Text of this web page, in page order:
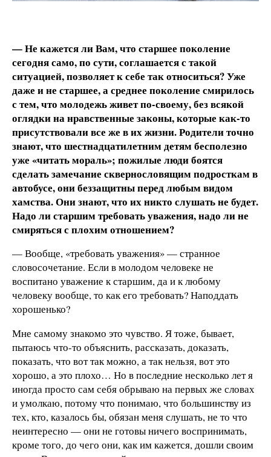
— Не кажется ли Вам, что старшее поколение
сегодня само, по сути, соглашается с такой
ситуацией, позволяет к себе так относиться? Уже
даже и не старшее, а среднее поколение смирилось
с тем, что молодежь живет по-своему, без всякой
оглядки на нравственные законы, которые как-то
присутствовали все же в их жизни. Родители точно
знают, что шестнадцатилетним детям бесполезно
уже «читать мораль»; пожилые люди боятся
сделать замечание сквернословящим подросткам в
автобусе, они беззащитны перед любым видом
хамства. Они знают, что их никто слушать не будет.
Надо ли старшим требовать уважения, надо ли не
смиряться с плохим отношением?
— Вообще, «требовать уважения» — странное
словосочетание. Если в молодом человеке не
воспитано уважение к старшим, да и к любому
человеку вообще, то как его требовать? Наподдать
хорошенько?
Мне самому знакомо это чувство. Я тоже, бывает,
пытаюсь что-то объяснить, рассказать, доказать,
показать, что вот так можно, а так нельзя, вот это
хорошо, а это плохо… Но в последние несколько лет я
иногда просто сам себя обрываю на первых же словах
и умолкаю, потому что понимаю, что большинству из
тех, кто, казалось бы, обязан меня слушать, не то что
неинтересно — они не готовы ничего воспринимать,
кроме того, до чего они, как им кажется, дошли своим